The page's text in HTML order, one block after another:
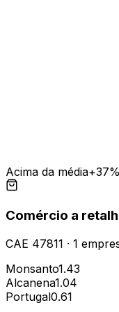
Acima da média+37%
Comércio a
CAE 47811 · 1
Monsanto1.43
Alcanena1.04
Portugal0.61